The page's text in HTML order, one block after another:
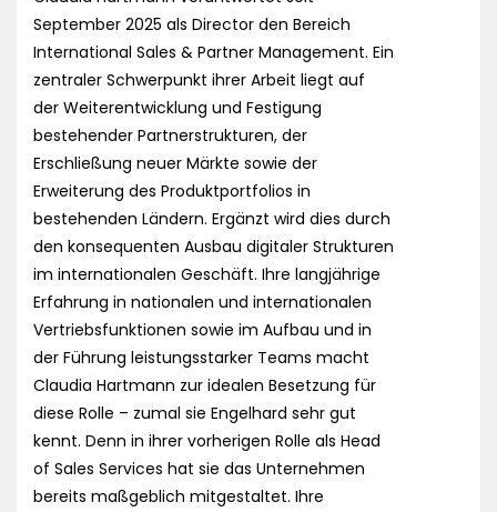
September 2025 als Director den Bereich
International Sales & Partner Management. Ein
zentraler Schwerpunkt ihrer Arbeit liegt auf
der Weiterentwicklung und Festigung
bestehender Partnerstrukturen, der
Erschließung neuer Märkte sowie der
Erweiterung des Produktportfolios in
bestehenden Ländern. Ergänzt wird dies durch
den konsequenten Ausbau digitaler Strukturen
im internationalen Geschäft. Ihre langjährige
Erfahrung in nationalen und internationalen
Vertriebsfunktionen sowie im Aufbau und in
der Führung leistungsstarker Teams macht
Claudia Hartmann zur idealen Besetzung für
diese Rolle – zumal sie Engelhard sehr gut
kennt. Denn in ihrer vorherigen Rolle als Head
of Sales Services hat sie das Unternehmen
bereits maßgeblich mitgestaltet. Ihre